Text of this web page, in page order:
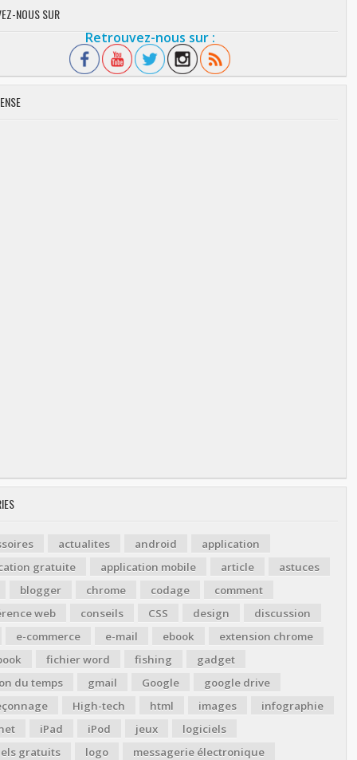
NOUS SUR
Retrouvez-nous sur :
actualites android
application
gratuite
application mobile article
astuces
blogger
chrome codage
comment
web
conseils CSS design
discussion
e-commerce
e-mail ebook
extension chrome
fichier word fishing
gadget
du temps
gmail Google
google drive
High-tech html images
infographie
iPad iPod jeux
logiciels
gratuits
logo
messagerie électronique